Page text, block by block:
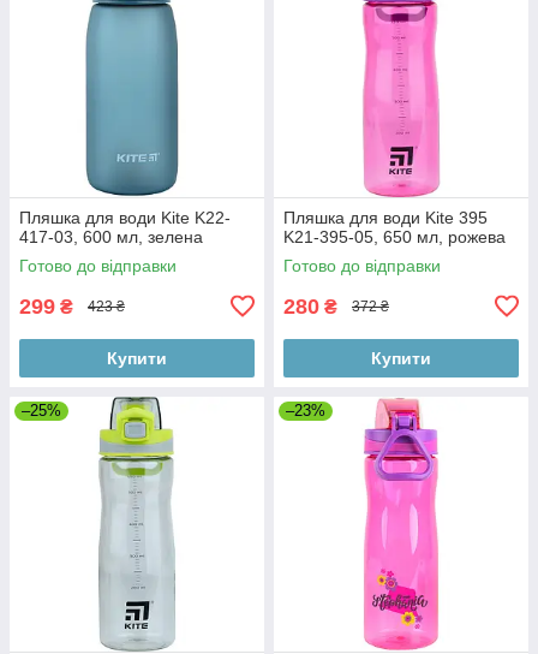
Пляшка для води Kite K22-
417-03, 600 мл, зелена
Готово до відправки
299 ₴ 423 ₴
Купити
Пляшка для води Kite 395
K21-395-05, 650 мл, рожева
Готово до відправки
280 ₴ 372 ₴
Купити
–25% –23%